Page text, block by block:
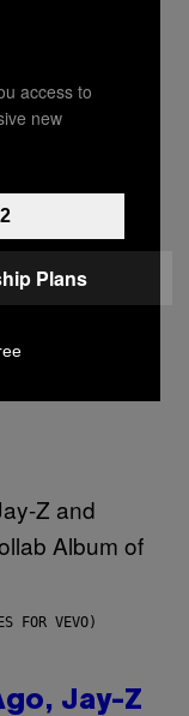
NBCUNIVERSAL
a
in 2018
a Trend
FOR VEVO)
Jay-Z
access to
new
Plans